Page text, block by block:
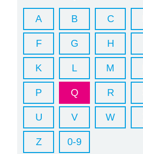
A B C
F G H
K L M
P Q R
U V W
Z 0-9